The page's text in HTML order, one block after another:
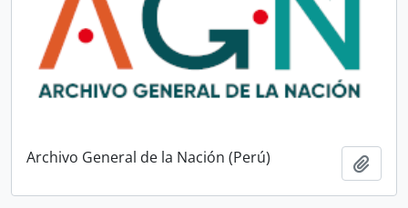
Archivo General de la Nación (Perú)